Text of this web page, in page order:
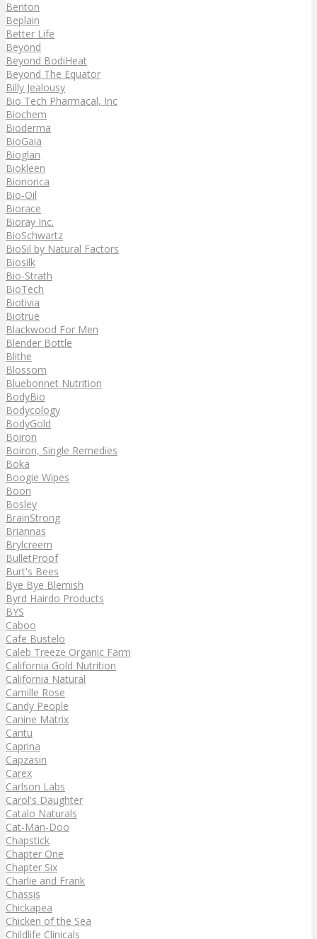
Benton
Beplain
Better Life
Beyond
Beyond BodiHeat
Beyond The Equator
Billy Jealousy
Bio Tech Pharmacal, Inc
Biochem
Bioderma
BioGaia
Bioglan
Biokleen
Bionorica
Bio-Oil
Biorace
Bioray Inc.
BioSchwartz
BioSil by Natural Factors
Biosilk
Bio-Strath
BioTech
Biotivia
Biotrue
Blackwood For Men
Blender Bottle
Blithe
Blossom
Bluebonnet Nutrition
BodyBio
Bodycology
BodyGold
Boiron
Boiron, Single Remedies
Boka
Boogie Wipes
Boon
Bosley
BrainStrong
Briannas
Brylcreem
BulletProof
Burt's Bees
Bye Bye Blemish
Byrd Hairdo Products
BYS
Caboo
Cafe Bustelo
Caleb Treeze Organic Farm
California Gold Nutrition
California Natural
Camille Rose
Candy People
Canine Matrix
Cantu
Caprina
Capzasin
Carex
Carlson Labs
Carol's Daughter
Catalo Naturals
Cat-Man-Doo
Chapstick
Chapter One
Chapter Six
Charlie and Frank
Chassis
Chickapea
Chicken of the Sea
Childlife Clinicals